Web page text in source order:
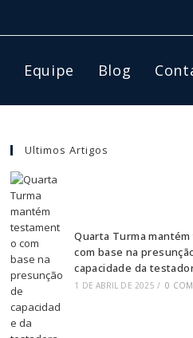
Equipe Blog
Ultimos Artigos
Quarta Turma
com base na
capacidade da
1 DE ABRIL DE 2025 / 0